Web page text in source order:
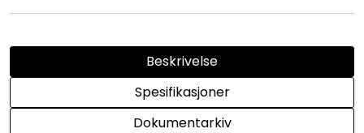
Beskrivelse
Spesifikasjoner
Dokumentarkiv